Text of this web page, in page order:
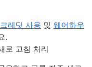
레딧 사용 및 웨어하우
.
로 고침 처리